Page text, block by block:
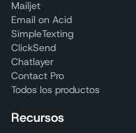
Mailjet
Email on Acid
SimpleTexting
ClickSend
Chatlayer
Contact Pro
Todos los productos
Recursos